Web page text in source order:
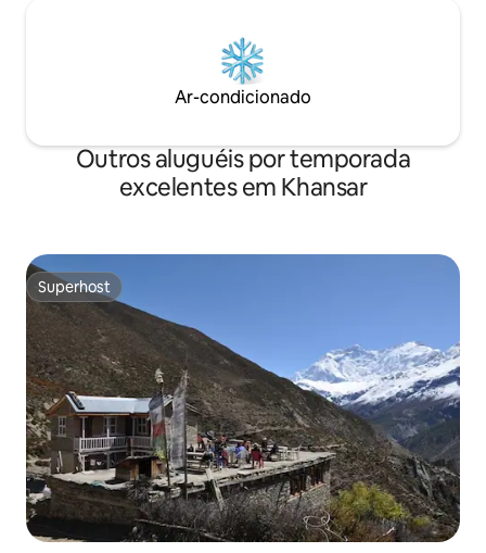
Ar-condicionado
Outros aluguéis por temporada
excelentes em Khansar
Superhost
Superhost